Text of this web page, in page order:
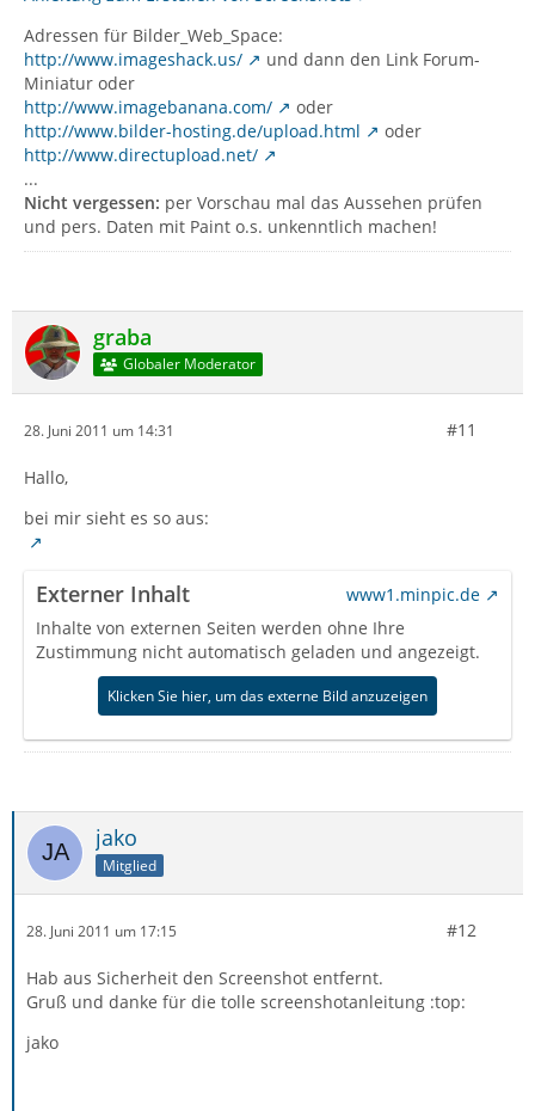
Adressen für Bilder_Web_Space:
http://www.imageshack.us/
und dann den Link Forum-
Miniatur oder
http://www.imagebanana.com/
oder
http://www.bilder-hosting.de/upload.html
oder
http://www.directupload.net/
...
Nicht vergessen: per Vorschau mal das Aussehen prüfen
und pers. Daten mit Paint o.s. unkenntlich machen!
graba
Globaler Moderator
28. Juni 2011 um 14:31 #11
Hallo,
bei mir sieht es so aus:
Externer Inhalt
www1.minpic.de
Inhalte von externen Seiten werden ohne Ihre
Zustimmung nicht automatisch geladen und angezeigt.
Klicken Sie hier, um das externe Bild anzuzeigen
jako
Mitglied
28. Juni 2011 um 17:15 #12
Hab aus Sicherheit den Screenshot entfernt.
Gruß und danke für die tolle screenshotanleitung :top:
jako